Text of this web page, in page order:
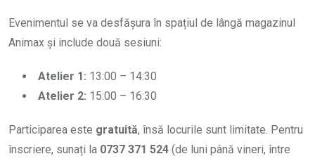
Evenimentul se va desfășura în spațiul de lângă magazinul
Animax și include două sesiuni:
Atelier 1: 13:00 – 14:30
Atelier 2: 15:00 – 16:30
Participarea este gratuită, însă locurile sunt limitate. Pentru
înscriere, sunați la 0737 371 524 (de luni până vineri, între